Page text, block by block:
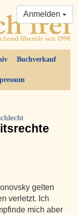
Buchverkauf
Anmelden
gelten
verletzt. Ich
mich aber